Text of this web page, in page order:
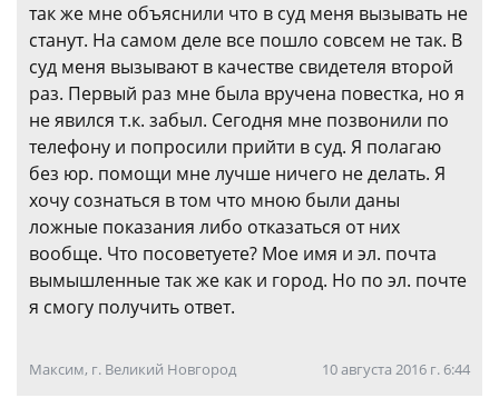
так же мне объяснили что в суд меня вызывать не
станут. На самом деле все пошло совсем не так. В
суд меня вызывают в качестве свидетеля второй
раз. Первый раз мне была вручена повестка, но я
не явился т.к. забыл. Сегодня мне позвонили по
телефону и попросили прийти в суд. Я полагаю
без юр. помощи мне лучше ничего не делать. Я
хочу сознаться в том что мною были даны
ложные показания либо отказаться от них
вообще. Что посоветуете? Мое имя и эл. почта
вымышленные так же как и город. Но по эл. почте
я смогу получить ответ.
Максим, г. Великий Новгород 10 августа 2016 г. 6:44